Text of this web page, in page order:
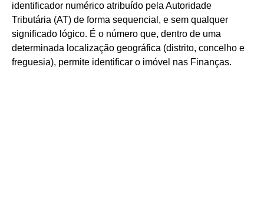
identificador numérico atribuído pela Autoridade
Tributária (AT) de forma sequencial, e sem qualquer
significado lógico. É o número que, dentro de uma
determinada localização geográfica (distrito, concelho e
freguesia), permite identificar o imóvel nas Finanças.